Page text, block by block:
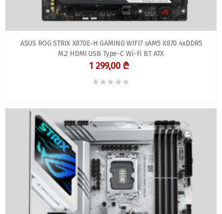
ASUS ROG STRIX X870E-H GAMING WIFI7 sAM5 X870 4xDDR5
M.2 HDMI USB Type-C Wi-Fi BT ATX
1 299,00 ₾